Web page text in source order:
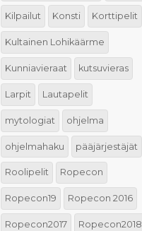
Kilpailut Konsti Korttipelit
Kultainen Lohikäärme
Kunniavieraat kutsuvieras
Larpit Lautapelit
mytologiat ohjelma
ohjelmahaku pääjärjestäjät
Roolipelit Ropecon
Ropecon19 Ropecon 2016
Ropecon2017 Ropecon2018